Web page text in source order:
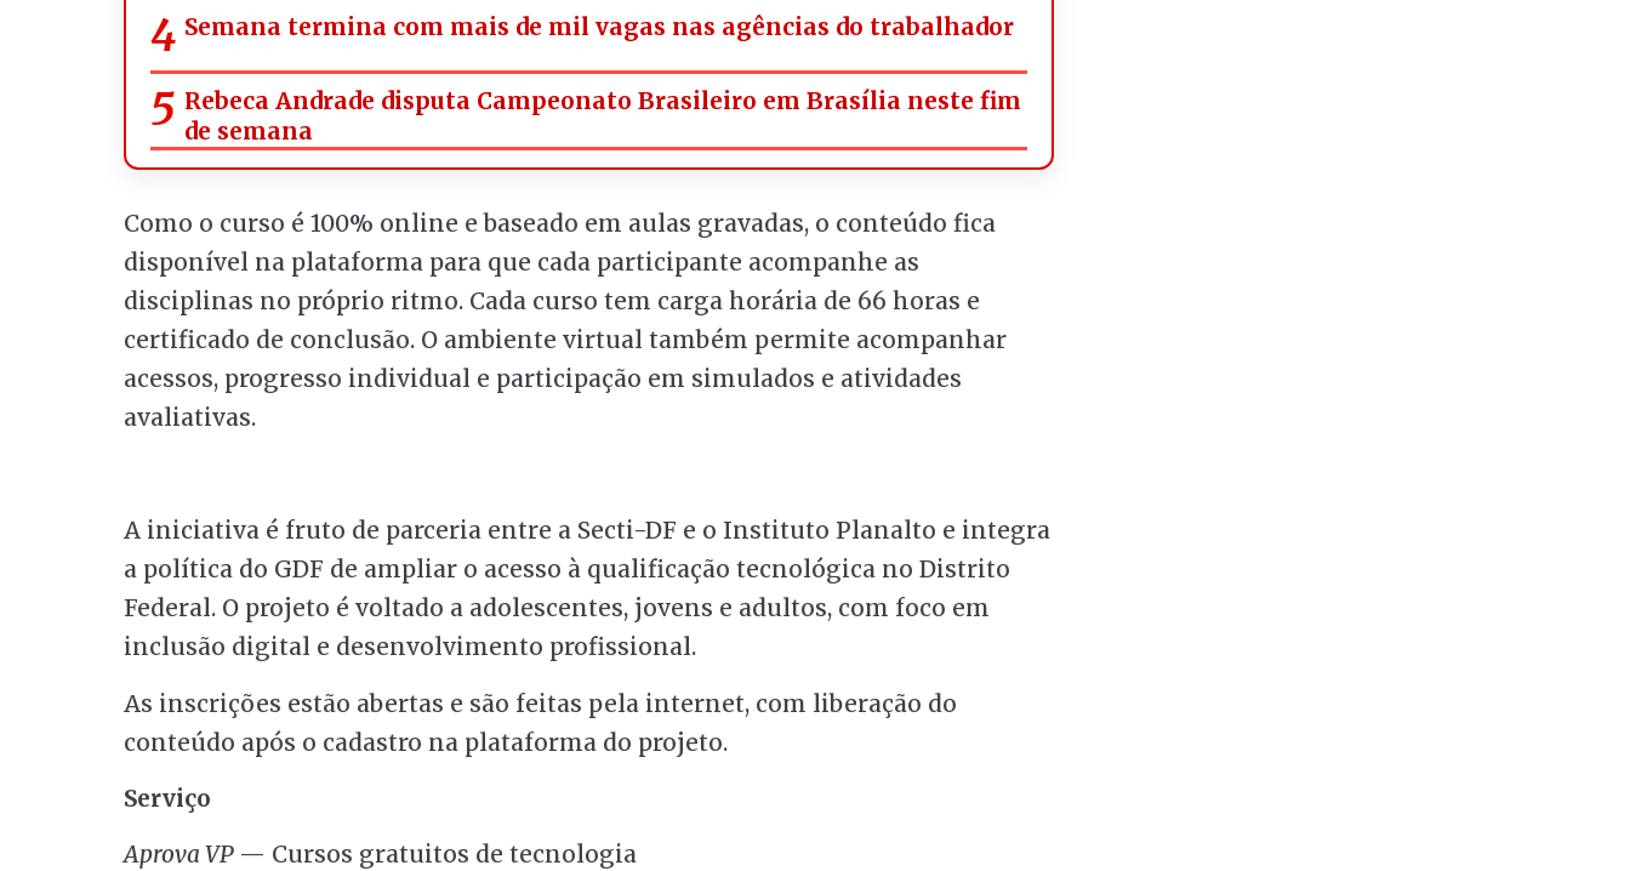
Semana termina com mais de mil vagas nas agências do trabalhador
Rebeca Andrade disputa Campeonato Brasileiro em Brasília neste fim
de semana
Como o curso é 100% online e baseado em aulas gravadas, o conteúdo fica
disponível na plataforma para que cada participante acompanhe as
disciplinas no próprio ritmo. Cada curso tem carga horária de 66 horas e
certificado de conclusão. O ambiente virtual também permite acompanhar
acessos, progresso individual e participação em simulados e atividades
avaliativas.
A iniciativa é fruto de parceria entre a Secti-DF e o Instituto Planalto e integra
a política do GDF de ampliar o acesso à qualificação tecnológica no Distrito
Federal. O projeto é voltado a adolescentes, jovens e adultos, com foco em
inclusão digital e desenvolvimento profissional.
As inscrições estão abertas e são feitas pela internet, com liberação do
conteúdo após o cadastro na plataforma do projeto.
Serviço
Aprova VP — Cursos gratuitos de tecnologia